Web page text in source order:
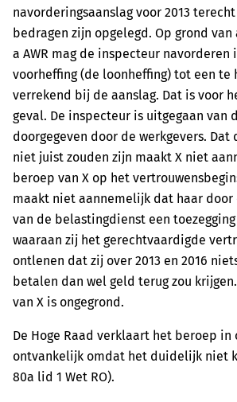
navorderingsaanslag voor 2013
bedragen zijn opgelegd. Op grond
a AWR mag de inspecteur navorderen
voorheffing (de loonheffing) tot een te
verrekend bij de aanslag. Dat is voor
geval. De inspecteur is uitgegaan van
doorgegeven door de werkgevers. Dat
niet juist zouden zijn maakt X niet
beroep van X op het
maakt niet aannemelijk dat haar door
van de belastingdienst een
waaraan zij het gerechtvaardigde
ontlenen dat zij over 2013 en 2016
betalen dan wel geld terug zou
van X is ongegrond.
De Hoge Raad verklaart het beroep
ontvankelijk omdat het duidelijk niet
80a lid 1 Wet RO).